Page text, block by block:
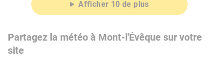
Afficher 10 de plus
Partagez la météo à Mont-l'Évêque sur votre
site